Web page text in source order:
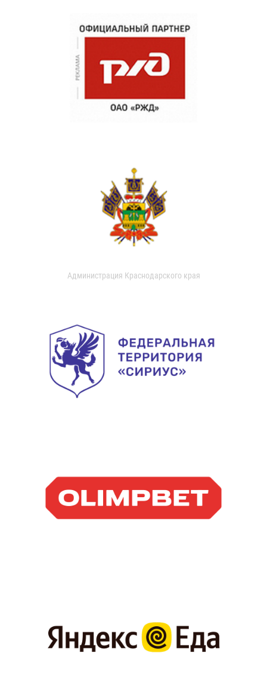
Администрация Краснодарского края